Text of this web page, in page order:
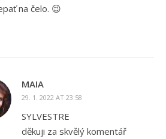
na čelo. 😉
MAIA
29. 1. 2022 AT 23:58
SYLVESTRE
děkuji za skvělý komentář